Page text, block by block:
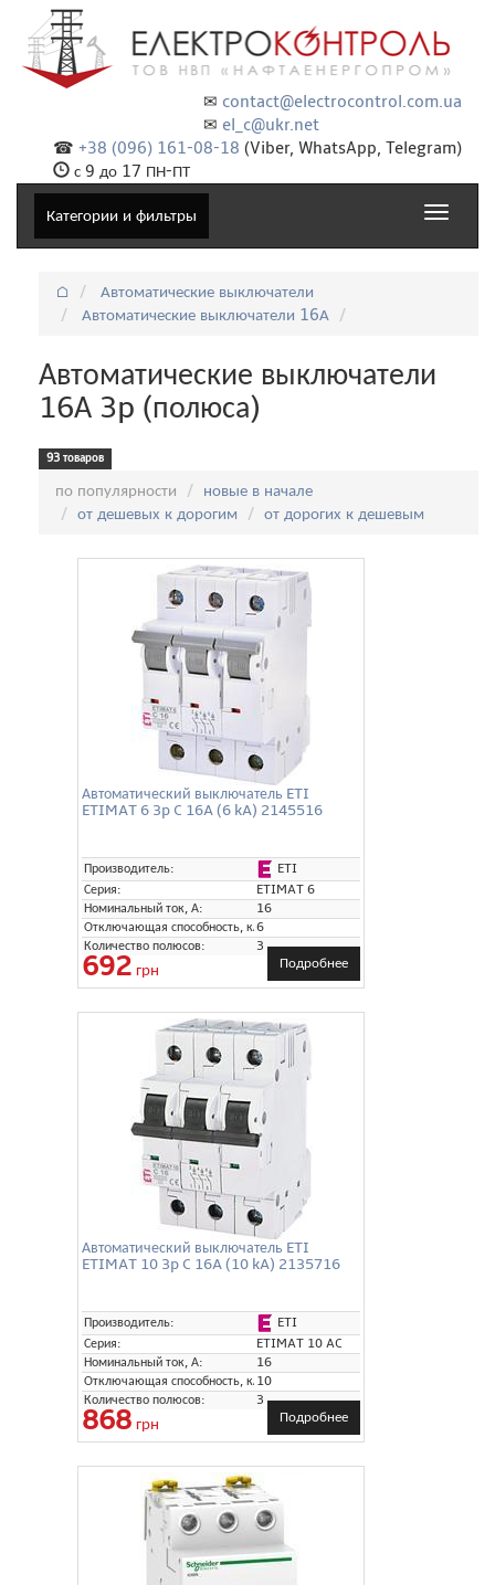
✉ contact@electrocontrol.com.ua
✉ el_c@ukr.net
☎ +38 (096) 161-08-18 (Viber, WhatsApp, Telegram)
с 9 до 17 ПН-ПТ
Категории и фильтры
Toggle
⌂
Автоматические выключатели
Автоматические выключатели 16А
Автоматические выключатели
16А 3p (полюса)
93 товаров
по популярности
новые в начале
от дешевых к дорогим
от дорогих к дешевым
Автоматический выключатель ETI
ETIMAT 6 3p C 16A (6 kA) 2145516
Производитель:
ETI
Серия:
ETIMAT 6
Номинальный ток, А:
16
Отключающая способность, кА:
6
Количество полюсов:
3
692 грн Подробнее
Автоматический выключатель ETI
ETIMAT 10 3p C 16A (10 kA) 2135716
Производитель:
ETI
Серия:
ETIMAT 10 AC
Номинальный ток, А:
16
Отключающая способность, кА:10
Количество полюсов:
3
868 грн Подробнее